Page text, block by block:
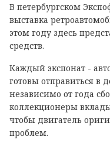
В петербургском
выставка
этом году здесь
средств.
Каждый экспонат -
готовы отправиться в
независимо от года
коллекционеры
чтобы двигатель
проблем.